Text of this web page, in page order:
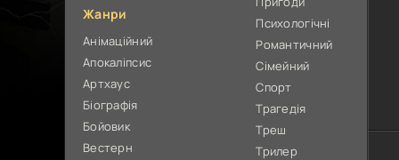
Жанри
Анімаційний
Апокаліпсис
Артхаус
Біографія
Бойовик
Вестерн
Психологічні
Романтичний
Сімейний
Спорт
Трагедія
Треш
Трилер